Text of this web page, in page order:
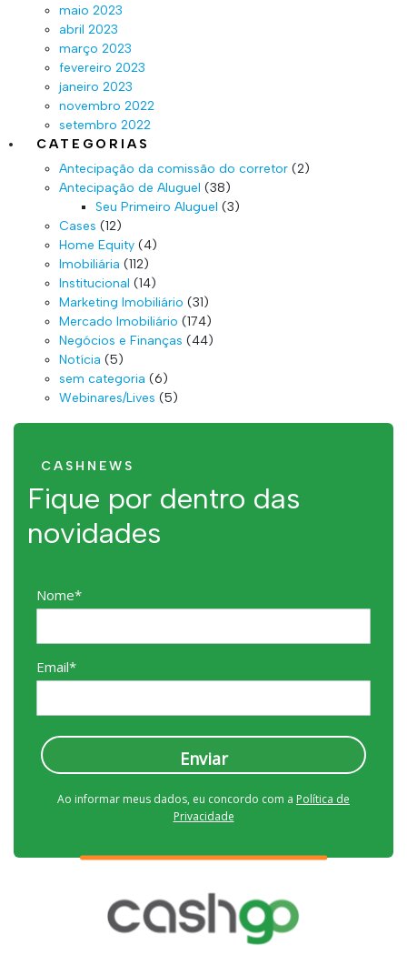
maio 2023
abril 2023
março 2023
fevereiro 2023
janeiro 2023
novembro 2022
setembro 2022
CATEGORIAS
Antecipação da comissão do corretor (2)
Antecipação de Aluguel (38)
Seu Primeiro Aluguel (3)
Cases (12)
Home Equity (4)
Imobiliária (112)
Institucional (14)
Marketing Imobiliário (31)
Mercado Imobiliário (174)
Negócios e Finanças (44)
Notícia (5)
sem categoria (6)
Webinares/Lives (5)
CASHNEWS
Fique por dentro das
novidades
Nome*
Email*
Enviar
Ao informar meus dados, eu concordo com a Política de
Privacidade